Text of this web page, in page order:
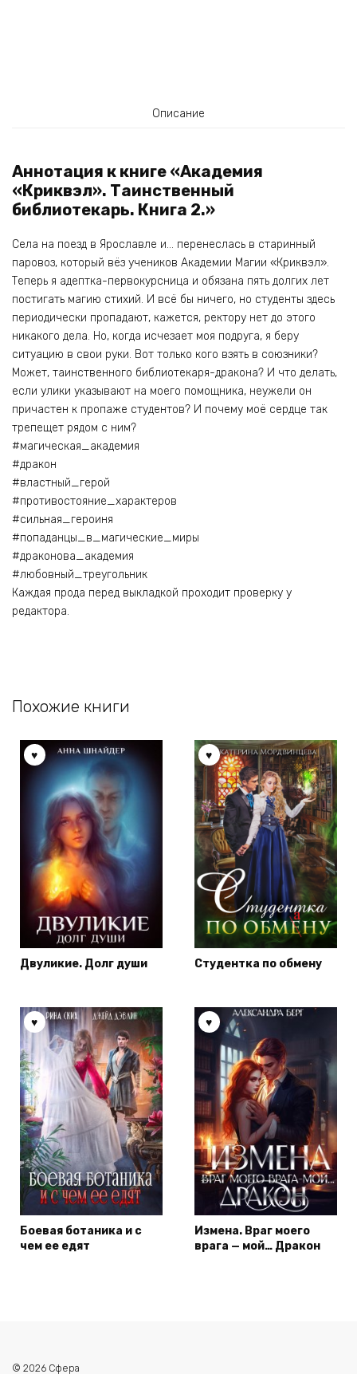
Описание
Аннотация к книге «Академия
«Криквэл». Таинственный
библиотекарь. Книга 2.»
Села на поезд в Ярославле и… перенеслась в старинный
паровоз, который вёз учеников Академии Магии «Криквэл».
Теперь я адептка-первокурсница и обязана пять долгих лет
постигать магию стихий. И всё бы ничего, но студенты здесь
периодически пропадают, кажется, ректору нет до этого
никакого дела. Но, когда исчезает моя подруга, я беру
ситуацию в свои руки. Вот только кого взять в союзники?
Может, таинственного библиотекаря-дракона? И что делать,
если улики указывают на моего помощника, неужели он
причастен к пропаже студентов? И почему моё сердце так
трепещет рядом с ним?
#магическая_академия
#дракон
#властный_герой
#противостояние_характеров
#сильная_героиня
#попаданцы_в_магические_миры
#драконова_академия
#любовный_треугольник
Каждая прода перед выкладкой проходит проверку у
редактора.
Похожие книги
Двуликие. Долг души Студентка по обмену
Боевая ботаника и с
чем ее едят
Измена. Враг моего
врага — мой… Дракон
© 2026 Сфера